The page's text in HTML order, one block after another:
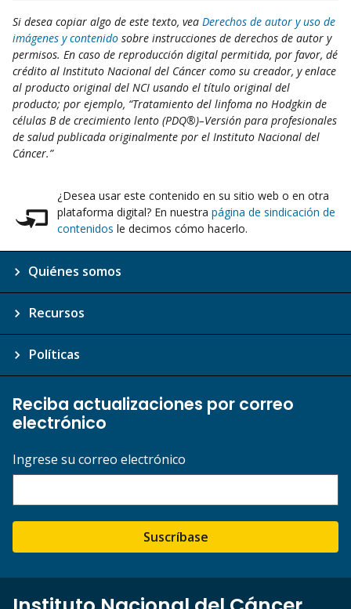
Si desea copiar algo de este texto, vea Derechos de autor y uso de
imágenes y contenido sobre instrucciones de derechos de autor y
permisos. En caso de reproducción digital permitida, por favor, dé
crédito al Instituto Nacional del Cáncer como su creador, y enlace
al producto original del NCI usando el título original del
producto; por ejemplo, “Tratamiento del linfoma no Hodgkin de
células B de crecimiento lento (PDQ®)–Versión para profesionales
de salud publicada originalmente por el Instituto Nacional del
Cáncer.”
¿Desea usar este contenido en su sitio web o en otra
plataforma digital? En nuestra página de sindicación de
contenidos le decimos cómo hacerlo.
Quiénes somos
Recursos
Políticas
Reciba actualizaciones por correo
electrónico
Ingrese su correo electrónico
Suscríbase